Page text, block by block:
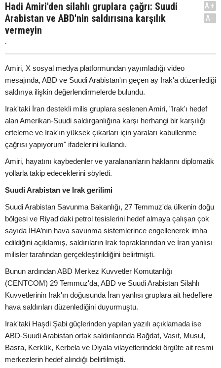
Hadi Amiri'den silahlı gruplara çağrı: Suudi
Arabistan ve ABD'nin saldırısına karşılık
vermeyin
.
A+
A-
Amiri, X sosyal medya platformundan yayımladığı video
mesajında, ABD ve Suudi Arabistan'ın geçen ay Irak'a düzenlediği
saldırıya ilişkin değerlendirmelerde bulundu.
Irak'taki İran destekli milis gruplara seslenen Amiri, "Irak'ı hedef
alan Amerikan-Suudi saldırganlığına karşı herhangi bir karşılığı
erteleme ve Irak'ın yüksek çıkarları için yaraları kabullenme
çağrısı yapıyorum" ifadelerini kullandı.
Amiri, hayatını kaybedenler ve yaralananların haklarını diplomatik
yollarla takip edeceklerini söyledi.
Suudi Arabistan ve Irak gerilimi
Suudi Arabistan Savunma Bakanlığı, 27 Temmuz'da ülkenin doğu
bölgesi ve Riyad'daki petrol tesislerini hedef almaya çalışan çok
sayıda İHA’nın hava savunma sistemlerince engellenerek imha
edildiğini açıklamış, saldırıların Irak topraklarından ve İran yanlısı
milisler tarafından gerçekleştirildiğini belirtmişti.
Bunun ardından ABD Merkez Kuvvetler Komutanlığı
(CENTCOM) 29 Temmuz'da, ABD ve Suudi Arabistan Silahlı
Kuvvetlerinin Irak'ın doğusunda İran yanlısı gruplara ait hedeflere
hava saldırıları düzenlediğini duyurmuştu.
Irak'taki Haşdi Şabi güçlerinden yapılan yazılı açıklamada ise
ABD-Suudi Arabistan ortak saldırılarında Bağdat, Vasıt, Musul,
Basra, Kerkük, Kerbela ve Diyala vilayetlerindeki örgüte ait resmi
merkezlerin hedef alındığı belirtilmişti.